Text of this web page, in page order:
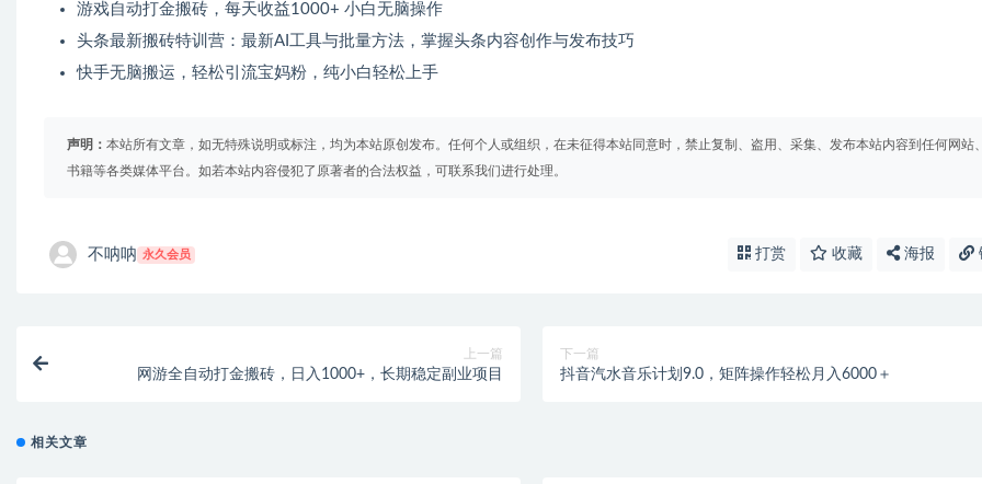
游戏自动打金搬砖，每天收益1000+ 小白无脑操作
头条最新搬砖特训营：最新AI工具与批量方法，掌握头条内容创作与发布技巧
快手无脑搬运，轻松引流宝妈粉，纯小白轻松上手
声明： 本站所有文章，如无特殊说明或标注，均为本站原创发布。任何个人或组织，在未征得本站同意时，禁止复制、盗用、采集、发布本站内容到任何网站、
书籍等各类媒体平台。如若本站内容侵犯了原著者的合法权益，可联系我们进行处理。
不呐呐 永久会员 打赏 收藏 海报
上一篇
网游全自动打金搬砖，日入1000+，长期稳定副业项目
下一篇
抖音汽水音乐计划9.0，矩阵操作轻松月入6000＋
相关文章